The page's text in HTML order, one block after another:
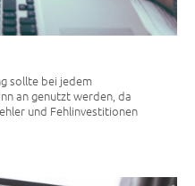
sollte bei jedem
an genutzt werden, da
und Fehlinvestitionen